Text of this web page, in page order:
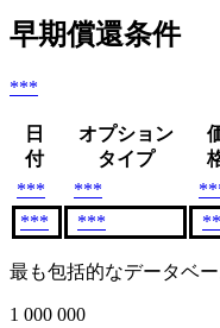
早期償還条件
***
日
付
オプション
タイプ
***
***
***
***
最も包括的なデータベ
1 000 000